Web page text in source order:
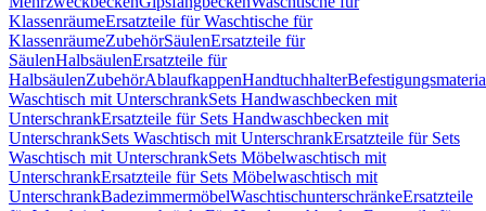
KlassenräumeErsatzteile für Waschtische für
KlassenräumeZubehörSäulenErsatzteile für
SäulenHalbsäulenErsatzteile für
HalbsäulenZubehörAblaufkappenHandtuchhalter
Waschtisch mit UnterschrankSets Handwaschbecken mit
UnterschrankErsatzteile für Sets Handwaschbecken mit
UnterschrankSets Waschtisch mit UnterschrankErsatzteile für Sets
Waschtisch mit UnterschrankSets Möbelwaschtisch mit
UnterschrankErsatzteile für Sets Möbelwaschtisch mit
UnterschrankBadezimmermöbelWaschtischunterschränkeErsatzteile